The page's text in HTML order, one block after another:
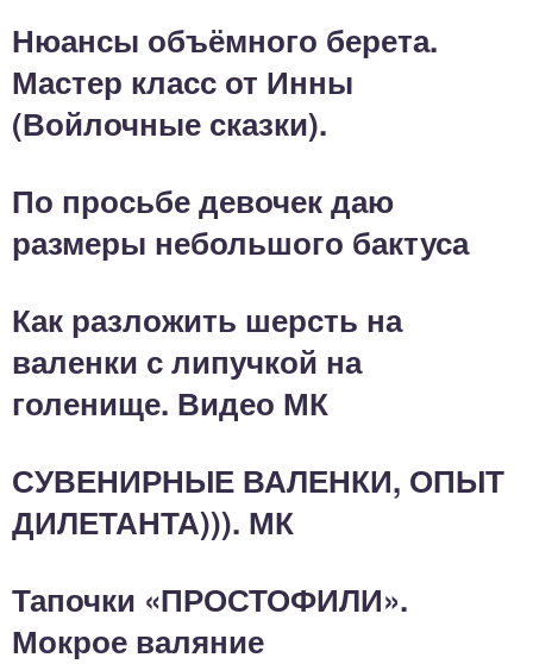
Нюансы объёмного берета.
Мастер класс от Инны
(Войлочные сказки).
По просьбе девочек даю
размеры небольшого бактуса
Как разложить шерсть на
валенки с липучкой на
голенище. Видео МК
СУВЕНИРНЫЕ ВАЛЕНКИ, ОПЫТ
ДИЛЕТАНТА))). МК
Тапочки «ПРОСТОФИЛИ».
Мокрое валяние